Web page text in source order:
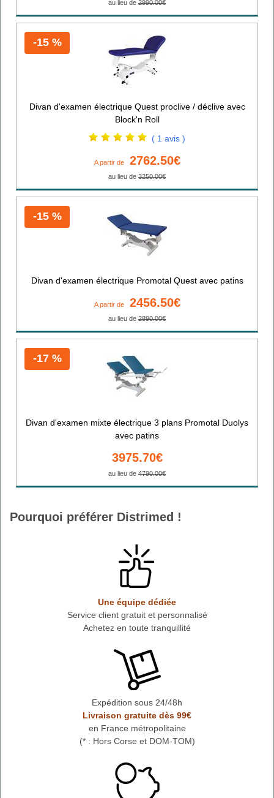
au lieu de 2990.00€
-15 %
Divan d'examen électrique Quest proclive / déclive avec
Block'n Roll
( 1 avis )
A partir de 2762.50€
au lieu de 3250.00€
-15 %
Divan d'examen électrique Promotal Quest avec patins
A partir de 2456.50€
au lieu de 2890.00€
-17 %
Divan d'examen mixte électrique 3 plans Promotal Duolys
avec patins
3975.70€
au lieu de 4790.00€
Pourquoi préférer Distrimed !
Une équipe dédiée
Service client gratuit et personnalisé
Achetez en toute tranquillité
Expédition sous 24/48h
Livraison gratuite dès 99€
en France métropolitaine
(* : Hors Corse et DOM-TOM)